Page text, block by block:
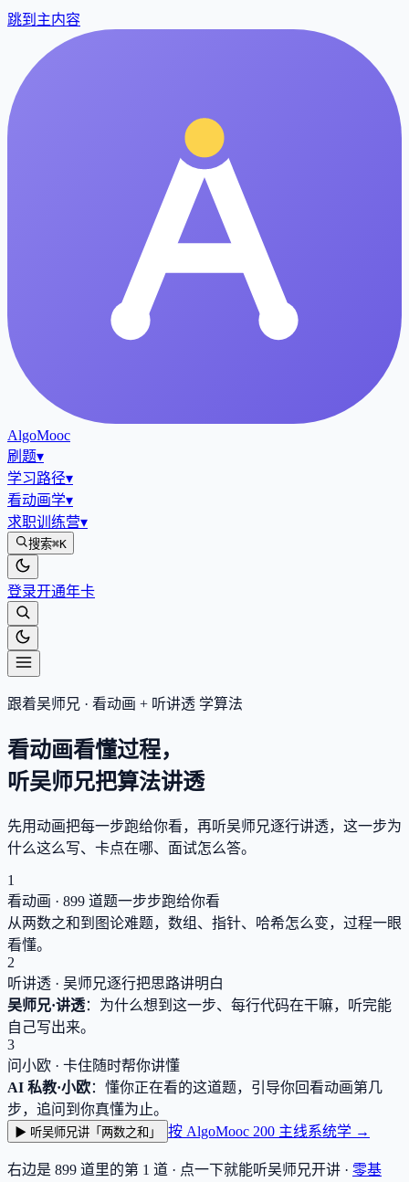
跳到主内容
AlgoMooc
刷题▾
学习路径▾
看动画学▾
求职训练营▾
搜索⌘K
登录开通年卡
跟着吴师兄 · 看动画 + 听讲透 学算法
看动画看懂过程，
听吴师兄把算法讲透
先用动画把每一步跑给你看，再听吴师兄逐行讲透，这一步为
什么这么写、卡点在哪、面试怎么答。
1
看动画 · 899 道题一步步跑给你看
从两数之和到图论难题，数组、指针、哈希怎么变，过程一眼
看懂。
2
听讲透 · 吴师兄逐行把思路讲明白
吴师兄·讲透：为什么想到这一步、每行代码在干嘛，听完能
自己写出来。
3
问小欧 · 卡住随时帮你讲懂
AI 私教·小欧：懂你正在看的这道题，引导你回看动画第几
步，追问到你真懂为止。
▶ 听吴师兄讲「两数之和」 按 AlgoMooc 200 主线系统学 →
右边是 899 道里的第 1 道 · 点一下就能听吴师兄开讲 · 零基